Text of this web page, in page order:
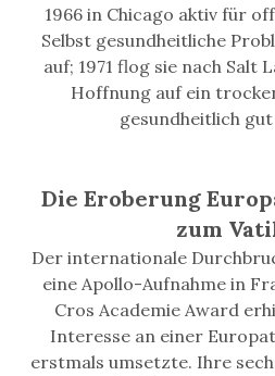
1966 in Chicago aktiv für
Selbst gesundheitliche
auf; 1971 flog sie nach Salt
Hoffnung auf ein
gesundheitlich
Die Eroberung
zum
Der internationale
eine Apollo-Aufnahme in
Cros Academie Award
Interesse an einer
erstmals umsetzte. Ihre